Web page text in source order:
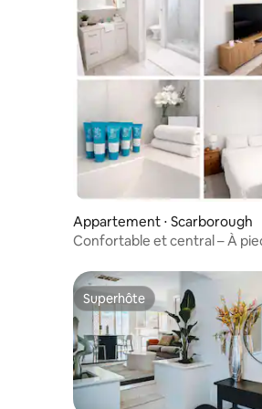
Appartement ⋅ Scarborough
Confortable et central – À
Superhôte
Superhôte